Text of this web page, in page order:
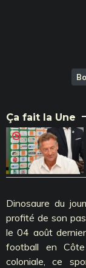
Ça fait la Une
Dinosaure du
profité de son
le 04 août
football en Côte
coloniale, ce